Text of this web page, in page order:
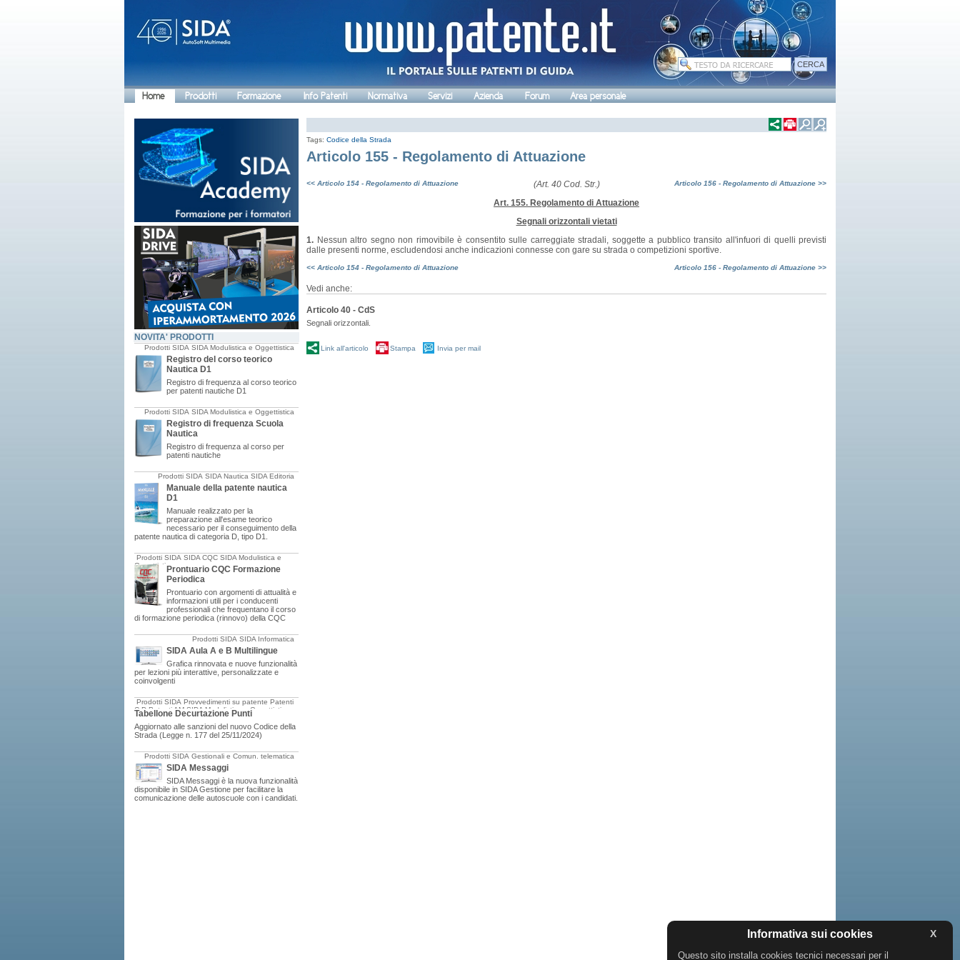
Home Prodotti Formazione Info Patenti Normativa Servizi Azienda Forum Area personale
NOVITA' PRODOTTI
Prodotti SIDA SIDA Modulistica e Oggettistica
Registro del corso teorico
Nautica D1
Registro di frequenza al corso teorico
per patenti nautiche D1
Prodotti SIDA SIDA Modulistica e Oggettistica
Registro di frequenza Scuola
Nautica
Registro di frequenza al corso per
patenti nautiche
Prodotti SIDA SIDA Nautica SIDA Editoria
Manuale della patente nautica
D1
Manuale realizzato per la
preparazione all'esame teorico
necessario per il conseguimento della
patente nautica di categoria D, tipo D1.
Prodotti SIDA SIDA CQC SIDA Modulistica e
OggettisticaProntuario CQC Formazione
Periodica
Prontuario con argomenti di attualità e
informazioni utili per i conducenti
professionali che frequentano il corso
di formazione periodica (rinnovo) della CQC
Prodotti SIDA SIDA Informatica
SIDA Aula A e B Multilingue
Grafica rinnovata e nuove funzionalità
per lezioni più interattive, personalizzate e
coinvolgenti
Prodotti SIDA Provvedimenti su patente Patenti
C-D Patenti AM SIDA Modulistica e Oggettistica
Tabellone Decurtazione Punti
Aggiornato alle sanzioni del nuovo Codice della
Strada (Legge n. 177 del 25/11/2024)
Prodotti SIDA Gestionali e Comun. telematica
SIDA Messaggi
SIDA Messaggi è la nuova funzionalità
disponibile in SIDA Gestione per facilitare la
comunicazione delle autoscuole con i candidati.
Tags: Codice della Strada
Articolo 155 - Regolamento di Attuazione
<< Articolo 154 - Regolamento di Attuazione Articolo 156 - Regolamento di Attuazione >>
(Art. 40 Cod. Str.)
Art. 155. Regolamento di Attuazione
Segnali orizzontali vietati
1. Nessun altro segno non rimovibile è consentito sulle carreggiate stradali, soggette a pubblico transito all'infuori di quelli previsti
dalle presenti norme, escludendosi anche indicazioni connesse con gare su strada o competizioni sportive.
<< Articolo 154 - Regolamento di Attuazione Articolo 156 - Regolamento di Attuazione >>
Vedi anche:
Articolo 40 - CdS
Segnali orizzontali.
Link all'articolo Stampa Invia per mail
Informativa sui cookies X
Questo sito installa cookies tecnici necessari per il